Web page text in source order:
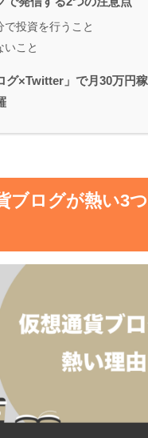
で投資を行うこと
いこと
グ×Twitter」で月30万円
ブログが熱い3